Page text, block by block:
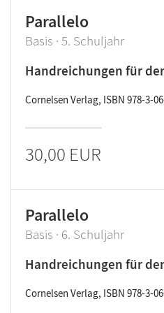
Parallelo
Basis · 5. Schuljahr
Handreichungen für
Cornelsen Verlag, ISBN 978-3-
30,00 EUR
Parallelo
Basis · 6. Schuljahr
Handreichungen für
Cornelsen Verlag, ISBN 978-3-